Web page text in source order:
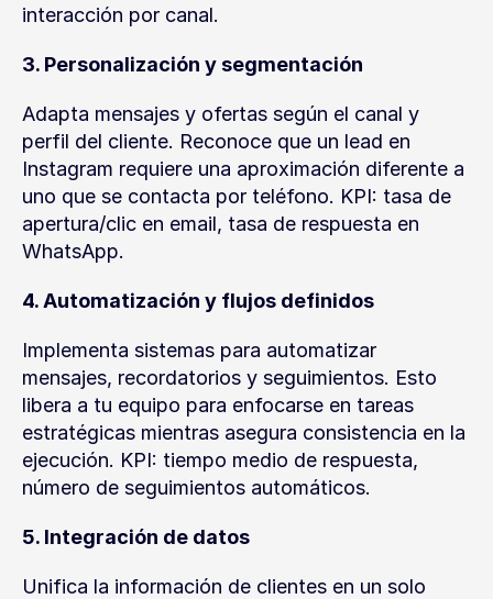
interacción por canal.
3. Personalización y segmentación
Adapta mensajes y ofertas según el canal y
perfil del cliente. Reconoce que un lead en
Instagram requiere una aproximación diferente a
uno que se contacta por teléfono. KPI: tasa de
apertura/clic en email, tasa de respuesta en
WhatsApp.
4. Automatización y flujos definidos
Implementa sistemas para automatizar
mensajes, recordatorios y seguimientos. Esto
libera a tu equipo para enfocarse en tareas
estratégicas mientras asegura consistencia en la
ejecución. KPI: tiempo medio de respuesta,
número de seguimientos automáticos.
5. Integración de datos
Unifica la información de clientes en un solo